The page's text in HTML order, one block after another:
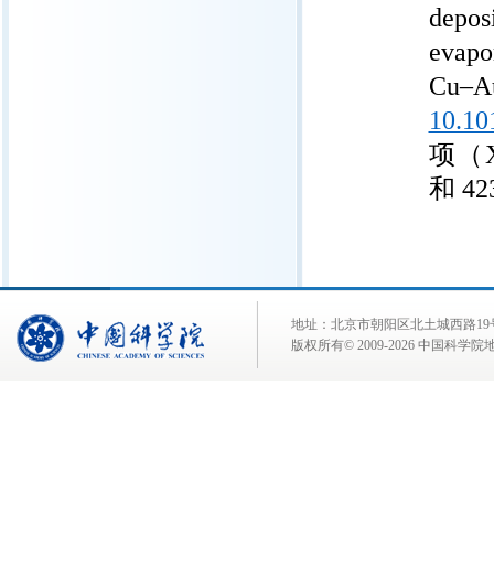
项（
和
地址：北京市朝阳区北土城西路
版权所有© 2009-2026 中国科学院